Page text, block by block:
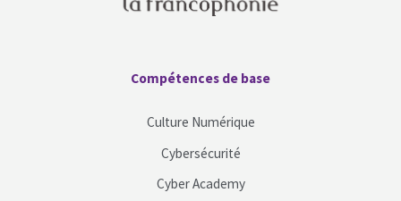
Passer Compétences de baseCompétences de base
Culture Numérique
Cybersécurité
Cyber Academy